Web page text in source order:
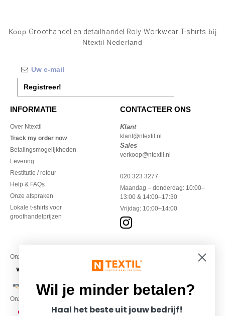
Koop Groothandel en detailhandel Roly Workwear T-shirts bij
Ntextil Nederland
Registreer!
INFORMATIE
Over Ntextil
Track my order now
Betalingsmogelijkheden
Levering
Restitutie / retour
Help & FAQs
Onze afspraken
Lokale t-shirts voor
groothandelprijzen
CONTACTEER ONS
Klant
klant@ntextil.nl
Sales
verkoop@ntextil.nl
020 323 3277
Maandag – donderdag: 10:00–
13:00 & 14:00–17:30
Vrijdag: 10:00–14:00
Onze financiële partners
Onze transporteurs
Wil je minder betalen?
Haal het beste uit jouw bedrijf!